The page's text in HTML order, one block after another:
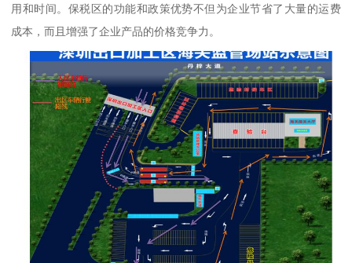
用和时间。保税区的功能和政策优势不但为企业节省了大量的运费
成本，而且增强了企业产品的价格竞争力。